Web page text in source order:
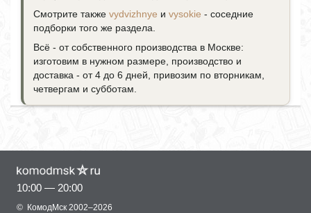
Смотрите также vydvizhnye и vysokie - соседние
подборки того же раздела.
Всё - от собственного производства в Москве:
изготовим в нужном размере, производство и
доставка - от 4 до 6 дней, привозим по вторникам,
четвергам и субботам.
10:00 — 20:00
© КомодМск 2002–2026